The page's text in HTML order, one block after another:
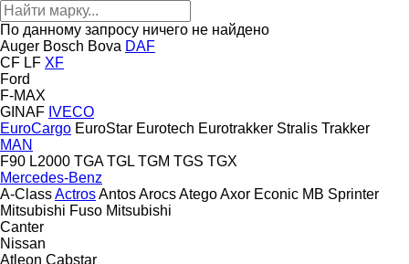
По данному запросу ничего не найдено
Auger Bosch Bova DAF
CF LF XF
Ford
F-MAX
GINAF IVECO
EuroCargo EuroStar Eurotech Eurotrakker Stralis Trakker
MAN
F90 L2000 TGA TGL TGM TGS TGX
Mercedes-Benz
A-ClassActrosAntosArocsAtegoAxor Econic MB Sprinter
Mitsubishi Fuso Mitsubishi
Canter
Nissan
Atleon Cabstar